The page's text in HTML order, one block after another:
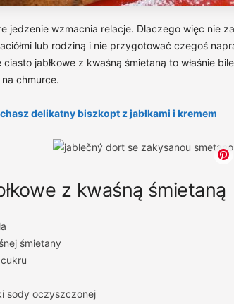
jedzenie wzmacnia relacje. Dlaczego więc nie
lub rodziną i nie przygotować czegoś
jabłkowe z kwaśną śmietaną to właśnie
chmurce.
delikatny biszkopt z jabłkami i kremem
z kwaśną śmietaną
śmietany
sody oczyszczonej